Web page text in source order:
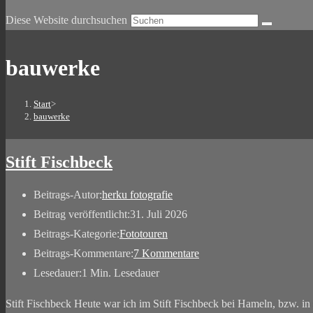
Diese Website durchsuchen
bauwerke
Start>
bauwerke
Stift Fischbeck
Beitrags-Autor:herku fotografie
Beitrag veröffentlicht:31. Juli 2026
Beitrags-Kategorie:Fototouren
Beitrags-Kommentare:7 Kommentare
Lesedauer:1 Min. Lesedauer
Stift Fischbeck Heute war ich im Stift Fischbeck bei Hameln, bzw.